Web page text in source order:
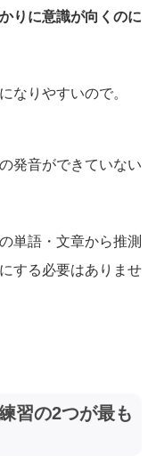
りに意識が向くのに
なりやすいので。
発音ができていない
単語・文章から推測
する必要はありませ
習の2つが最も